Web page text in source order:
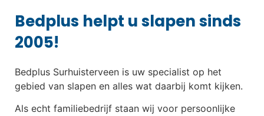
Bedplus helpt u slapen sinds
2005!
Bedplus Surhuisterveen is uw specialist op het
gebied van slapen en alles wat daarbij komt kijken.
Als echt familiebedrijf staan wij voor persoonlijke